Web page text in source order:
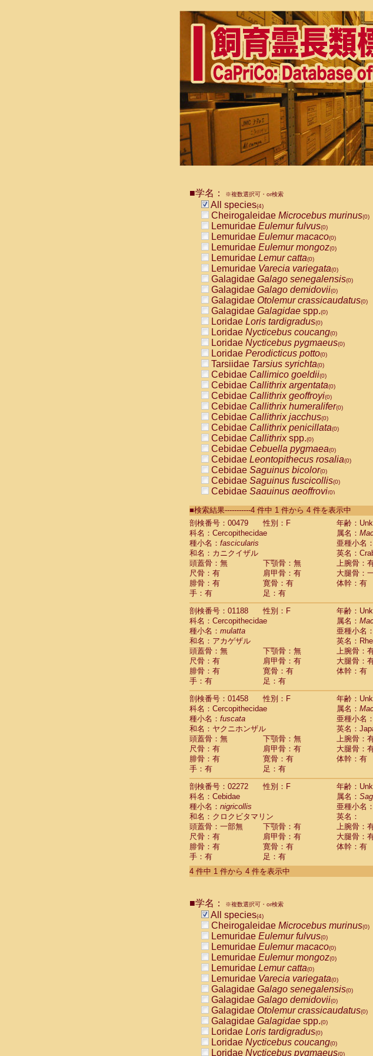
■学名： ※複数選択可・or検索
All species(4)
Cheirogaleidae Microcebus murinus(0)
Lemuridae Eulemur fulvus(0)
Lemuridae Eulemur macaco(0)
Lemuridae Eulemur mongoz(0)
Lemuridae Lemur catta(0)
Lemuridae Varecia variegata(0)
Galagidae Galago senegalensis(0)
Galagidae Galago demidovii(0)
Galagidae Otolemur crassicaudatus(0)
Galagidae Galagidae spp.(0)
Loridae Loris tardigradus(0)
Loridae Nycticebus coucang(0)
Loridae Nycticebus pygmaeus(0)
Loridae Perodicticus potto(0)
Tarsiidae Tarsius syrichta(0)
Cebidae Callimico goeldii(0)
Cebidae Callithrix argentata(0)
Cebidae Callithrix geoffroyi(0)
Cebidae Callithrix humeralifer(0)
Cebidae Callithrix jacchus(0)
Cebidae Callithrix penicillata(0)
Cebidae Callithrixspp.(0)
Cebidae Cebuella pygmaea(0)
Cebidae Leontopithecus rosalia(0)
Cebidae Saguinus bicolor(0)
Cebidae Saguinus fuscicollis(0)
Cebidae Saguinus geoffroyi(0)
CebidaeSaguinus labiatus(0)
Cebidae Saguinus leucopus (0)
CebidaeSaguinus midas
CebidaeSaguinus mystax
CebidaeSaguinus nigricollis (1)
Cebidae Saguinus oedipus
Cebidae Saguinus weddelli
Cebidae Saguinusspp.
Cebidae Aotus trivirgatus
Cebidae Cebus albifrons
CebidaeCebus apella
Cebidae
CebidaeCebus nigrivittatus
Cebidae Cebusspp.(0)
Cebidae Saimiri boliviensis
Cebidae Saimiri sciureus
Atelidae Alouatta caraya
AtelidaeAlouatta fusca
AtelidaeAlouatta seniculus
AtelidaeAlouatta
Atelidae Ateles belzebuth
Atelidae Ateles geoffroyi
Atelidae Ateles paniscus
Atelidae Atelesspp.
Atelidae Lagothrix lagothricha
AtelidaeLagothrix lagothricha cana(0)
Pitheciidae Cacajao calvus
Pitheciidae Callicebus cupreus(0)
Pitheciidae Callicebus donacophilus(0)
PitheciidaeCallicebus moloch(0)
Pitheciidae Callicebus torquatus(0)
Pitheciidae Callicebus
Pitheciidae Chiropotes satanas
Pitheciidae Pithecia monachus
PitheciidaePithecia pithecia
CercopithecidaeCercocebus torquatus
Cercopithecidae
CercopithecidaeCercocebus torquatus
CercopithecidaeCercocebus
CercopithecidaeCercocebusspp.
CercopithecidaeLophocebus albigena
CercopithecidaePapio anubis
CercopithecidaePapio cynocephalus
CercopithecidaePapio hamadryas
CercopithecidaePapio papio(0)
CercopithecidaePapiospp.(0)
CercopithecidaeMandrillus
CercopithecidaeMandrillus sphinx
CercopithecidaeTheropithecus gelada
CercopithecidaeMacaca arctoides
■検索結果-----------4 件中 1 件から 4 件を表示中
剖検番号：00479
性別：F
年齢：
科名：Cercopithecidae
属名：
種小名： fascicularis
亜種小名：
和名：カニクイザル
英名：
頭蓋骨：無
下顎骨：無 上腕骨：
尺骨：有
肩甲骨：有 大腿骨：
腓骨：有
寛骨：有
体幹：有
手：有
足：有
剖検番号：01188
性別：F
年齢：
科名：Cercopithecidae
属名：
種小名： mulatta
亜種小名：
和名：アカゲザル
英名：
頭蓋骨：無
下顎骨：無 上腕骨：
尺骨：有
肩甲骨：有 大腿骨：
腓骨：有
寛骨：有
体幹：有
手：有
足：有
剖検番号：01458
性別：F
年齢：
科名：Cercopithecidae
属名：
種小名： fuscata 亜種小名：
和名：ヤクニホンザル
英名：
頭蓋骨：無
下顎骨：無 上腕骨：
尺骨：有
肩甲骨：有 大腿骨：
腓骨：有
寛骨：有
体幹：有
手：有
足：有
剖検番号：02272
性別：F
年齢：
科名：Cebidae
属名：
種小名： nigricollis
亜種小名：
和名：クロクビタマリン
英名：
頭蓋骨：一部無
下顎骨：有 上腕骨：
尺骨：有
肩甲骨：有 大腿骨：
腓骨：有
寛骨：有
体幹：有
手：有
足：有
4 件中 1 件から 4 件を表示中
■学名： ※複数選択可・or検索
All species(4)
Cheirogaleidae Microcebus murinus(0)
Lemuridae Eulemur fulvus(0)
Lemuridae Eulemur macaco(0)
Lemuridae Eulemur mongoz(0)
Lemuridae Lemur catta(0)
Lemuridae Varecia variegata(0)
Galagidae Galago senegalensis(0)
Galagidae Galago demidovii(0)
Galagidae Otolemur crassicaudatus(0)
Galagidae Galagidae spp.(0)
Loridae Loris tardigradus(0)
Loridae Nycticebus coucang(0)
Loridae Nycticebus pygmaeus(0)